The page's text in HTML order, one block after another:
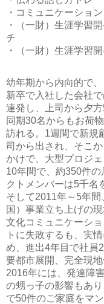
・コミュニケーショ
・（一財）生涯学習
チ
・（一財）生涯学習
幼年期から内向的で
新卒で入社した会社
連発し、上司から夕
同期30名からもお荷
訪れる。1週間で新規
司から出され、そこ
かけで、大型プロジ
10年間で、約350件
クトメンバーは5千名
そして2011年～5年
国）事業立ち上げの
文化コミュニケーシ
トに失敗するも、実
め、進出4年目で社員
要都市展開、完全現地
2016年には、発達障
の甥っ子の影響もあ
で50件のご家庭をマ